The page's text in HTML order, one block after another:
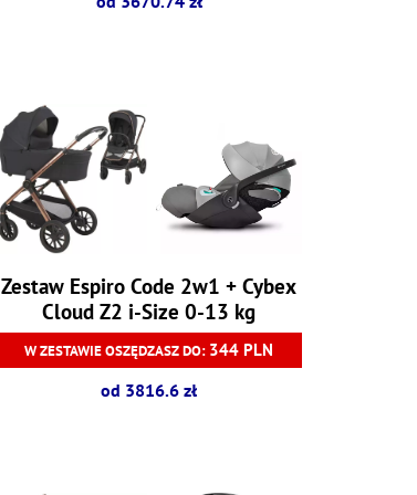
Zestaw Espiro Code 2w1 + Cybex
Cloud Z2 i-Size 0-13 kg
W ZESTAWIE OSZĘDZASZ DO: 344 PLN
od 3816.6 zł